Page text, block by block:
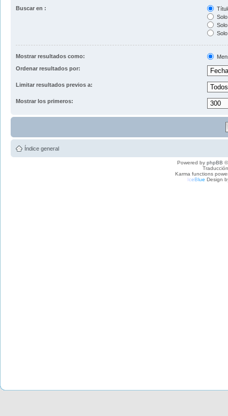
Buscar en :
Mostrar resultados como:
Ordenar resultados por:
Limitar resultados previos a:
Mostrar los primeros:
Índice general
Powered by phpBB
Karma functions
IceBlue Design